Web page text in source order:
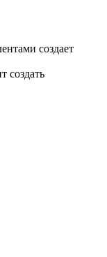
создает
создать